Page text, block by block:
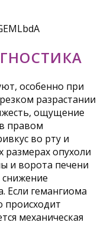
особенно при
разрастании
ощущение
правом
во рту и
опухоли
и ворота печени
Если гемангиома
происходит
механическая